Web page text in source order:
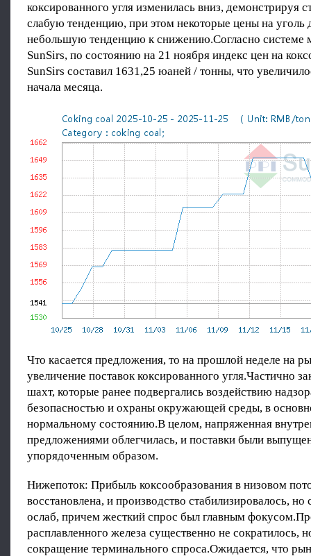
коксированного угля изменилась вниз, демонстрируя
слабую тенденцию, при этом некоторые цены на уголь
небольшую тенденцию к снижению.Согласно системе
SunSirs, по состоянию на 21 ноября индекс цен на
SunSirs составил 1631,25 юаней / тонны, что
начала месяца.
Что касается предложения, то на прошлой неделе на
увеличение поставок коксированного угля.Частично
шахт, которые ранее подвергались воздействию
безопасностью и охраны окружающей среды, в
нормальному состоянию.В целом, напряженная
предложениями облегчилась, и поставки были
упорядоченным образом.
Нижепоток: Прибыль коксообразования в низовом
восстановлена, и производство стабилизировалось, но
ослаб, причем жесткий спрос был главным
расплавленного железа существенно не сократилось,
сокращение терминального спроса.Ожидается, что